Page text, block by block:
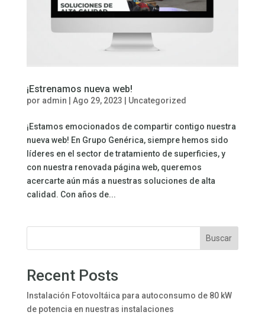
¡Estrenamos nueva web!
por admin Ago 29, 2023 Uncategorized
¡Estamos emocionados de compartir contigo nuestra
nueva web! En Grupo Genérica, siempre hemos sido
líderes en el sector de tratamiento de superficies, y
con nuestra renovada página web, queremos
acercarte aún más a nuestras soluciones de alta
calidad. Con años de...
Buscar
Recent Posts
Instalación Fotovoltáica para autoconsumo de 80 kW
de potencia en nuestras instalaciones